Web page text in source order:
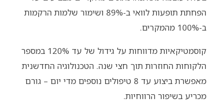
הפחתת תופעות לוואי ב-89% ושימור שלמות הרקמות
ב-100% מהמקרים.
קוסמטיקאיות מדווחות על גידול של עד 120% במספר
הלקוחות החוזרות תוך חצי שנה. הטכנולוגיה החדשנית
מאפשרת ביצוע עד 8 טיפולים נוספים מדי יום – גורם
מכריע בשיפור הרווחיות.